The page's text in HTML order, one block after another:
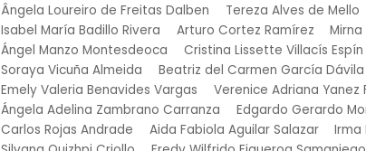
Ângela Loureiro de Freitas Dalben
Tereza Alves de Mello
Isabel María Badillo Rivera
Arturo Cortez Ramírez
Ángel Manzo Montesdeoca
Cristina Lissette Villacís Espín
Soraya Vicuña Almeida
Beatriz del Carmen García Dávila
Emely Valeria Benavides Vargas
Verenice Adriana Yanez
Ángela Adelina Zambrano Carranza
Edgardo Gerardo
Carlos Rojas Andrade
Aida Fabiola Aguilar Salazar Irma